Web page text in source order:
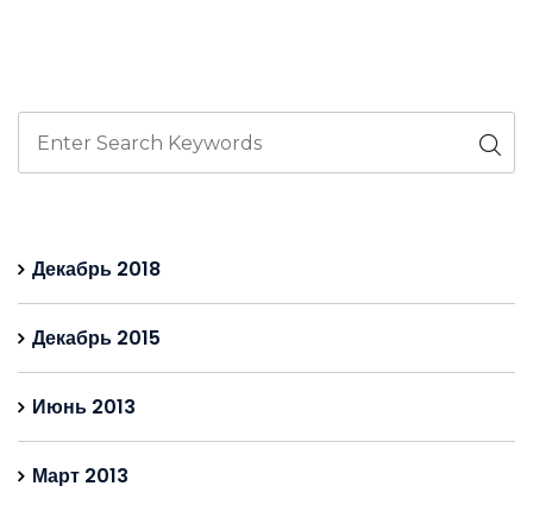
Декабрь 2018
Декабрь 2015
Июнь 2013
Март 2013